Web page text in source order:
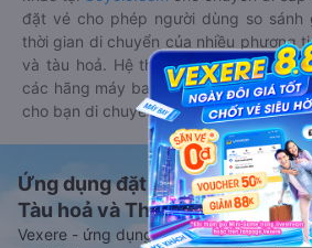
đặt vé cho phép người dùng so sánh
thời gian di chuyển của nhiều phương
và tàu hoả. Hệ thống của Goyolo
các hãng máy bay, xe khách và tàu
cho bạn di chuyển.
Ứng dụng đặt vé Xe khách,
Tàu hoả và Thuê xe
Vexere - ứng dụng đặt vé đa phương